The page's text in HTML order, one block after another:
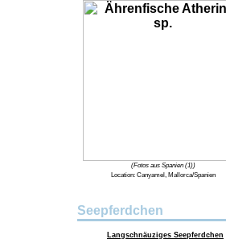
(Fotos aus Spanien (1))
Location: Canyamel, Mallorca/Spanien
Seepferdchen
Langschnäuziges Seepferdchen